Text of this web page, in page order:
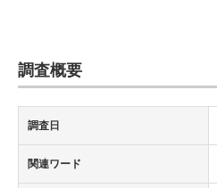
調査概要
調査日
関連ワード